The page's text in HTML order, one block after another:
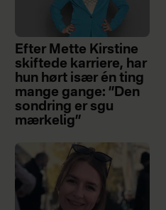
Efter Mette Kirstine
skiftede karriere, har
hun hørt især én ting
mange gange: ”Den
sondring er sgu
mærkelig”